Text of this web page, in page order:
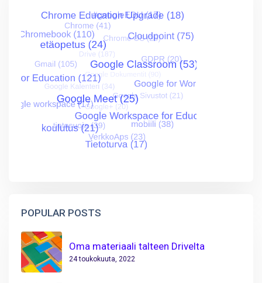
POPULAR POSTS
Oma materiaali talteen Drivelta
24 toukokuuta, 2022